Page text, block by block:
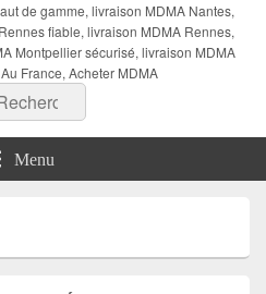
de gamme, livraison MDMA Nantes,
fiable, livraison MDMA Rennes,
Montpellier sécurisé, livraison MDMA
France, Acheter MDMA
:
Menu